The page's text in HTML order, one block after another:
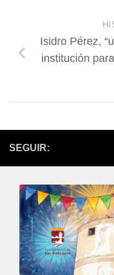
Isidro Pérez,
institución
SEGUIR: